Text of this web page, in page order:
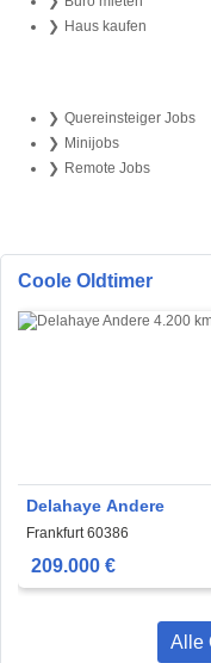
Haus kaufen
Quereinsteiger Jobs
Minijobs
Remote Jobs
Coole Oldtimer
Delahaye Andere
Frankfurt 60386
209.000 €
Alle